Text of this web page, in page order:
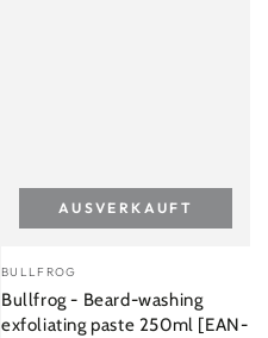
Verkäufer/in:
BULLFROG
Bullfrog - Beard-washing
exfoliating paste 250ml [EAN-
AUSVERKAUFT